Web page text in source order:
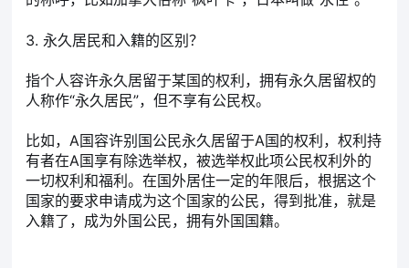
3. 永久居民和入籍的区别？
指个人容许永久居留于某国的权利，拥有永久居留权的
人称作“永久居民”，但不享有公民权。
比如，A国容许别国公民永久居留于A国的权利，权利持
有者在A国享有除选举权，被选举权此项公民权利外的
一切权利和福利。在国外居住一定的年限后，根据这个
国家的要求申请成为这个国家的公民，得到批准，就是
入籍了，成为外国公民，拥有外国国籍。